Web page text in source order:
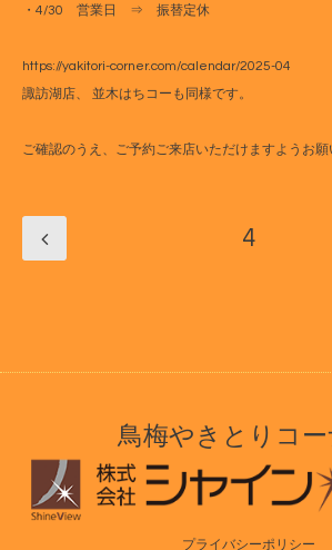
・4/30 営業日 ⇒ 振替定休
https://yakitori-corner.com/calendar/2025-04
諏訪湖店、 並木はちコーも同様です。
ご確認のうえ、ご予約ご来店いただけますようお
4
鳥梅やきとりコー
プライバシーポリシー